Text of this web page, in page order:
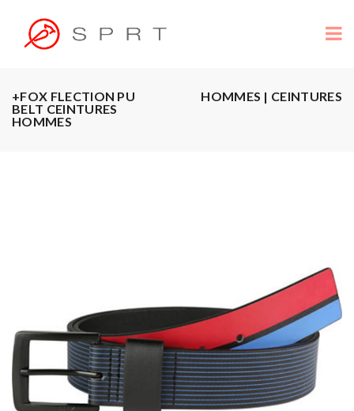
+FOX FLECTION PU
BELT CEINTURES
HOMMES
HOMMES | CEINTURES